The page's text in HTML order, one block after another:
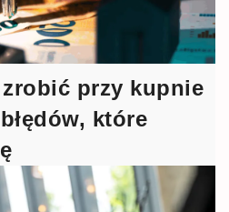
przy kupnie
które